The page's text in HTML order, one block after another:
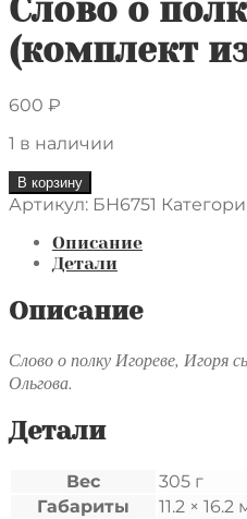
Слово о
(комплект
600 ₽
1 в наличии
Количество
товара
полку
(комплект
из
книг)
В корзину
Артикул: БН6751
Описание
Детали
Описание
Слово о полку Игореве, Игоря
Ольгова.
Детали
Вес
305 г
Габариты
11.2 × 16.2